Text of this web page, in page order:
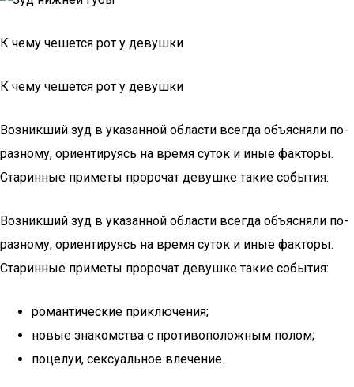
К чему чешется рот у девушки
К чему чешется рот у девушки
Возникший зуд в указанной области всегда объясняли по-
разному, ориентируясь на время суток и иные факторы.
Старинные приметы пророчат девушке такие события:
Возникший зуд в указанной области всегда объясняли по-
разному, ориентируясь на время суток и иные факторы.
Старинные приметы пророчат девушке такие события:
романтические приключения;
новые знакомства с противоположным полом;
поцелуи, сексуальное влечение.